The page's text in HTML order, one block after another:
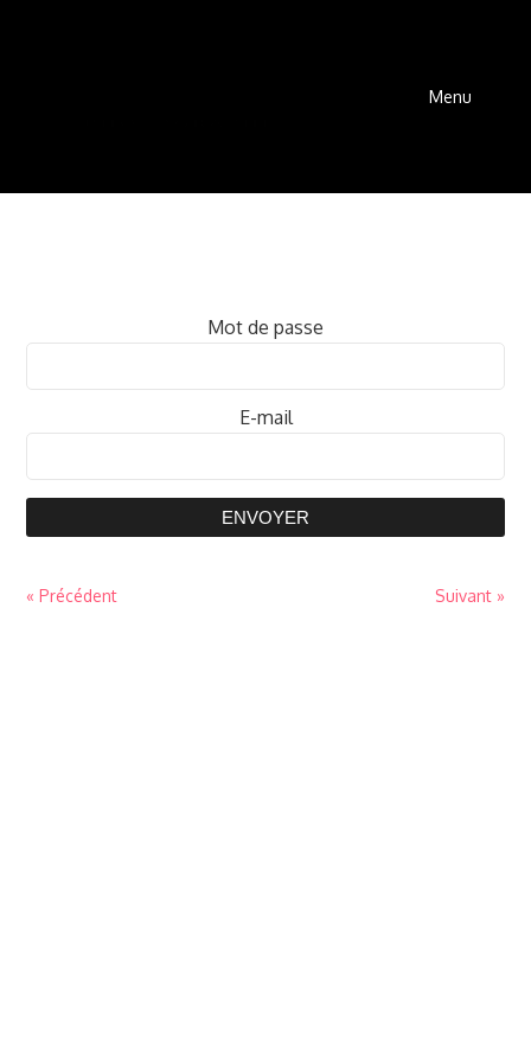
Menu
Mot de passe
E-mail
ENVOYER
« Précédent Suivant »